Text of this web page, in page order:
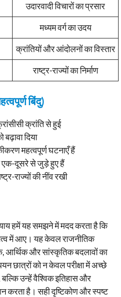
उदारवादी विचारों का प्रसार
मध्यम वर्ग का उदय
क्रांतियों और आंदोलनों का विस्तार
राष्ट्र-राज्यों का निर्माण
बिंदु)
क्रांति से हुई
बढ़ावा दिया
महत्वपूर्ण घटनाएँ हैं
एक-दूसरे से जुड़े हुए हैं
राज्यों की नींव रखी
हमें यह समझने में मदद करता है कि
में आए। यह केवल राजनीतिक
आर्थिक और सांस्कृतिक बदलावों का
छात्रों को न केवल परीक्षा में अच्छे
उन्हें वैश्विक इतिहास और
करता है। सही दृष्टिकोण और स्पष्ट